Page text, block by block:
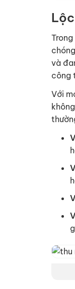
và
công
Với